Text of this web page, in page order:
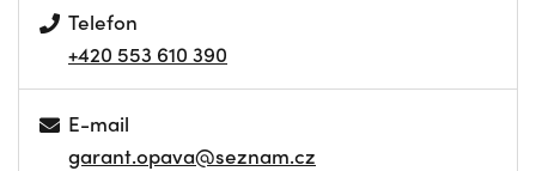
Telefon
+420 553 610 390
E-mail
garant.opava@seznam.cz